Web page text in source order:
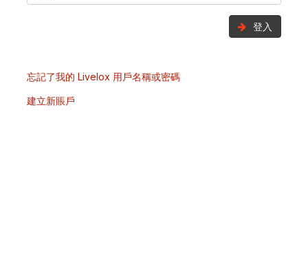
登入
忘記了我的 Livelox 用戶名稱或密碼
建立新賬戶